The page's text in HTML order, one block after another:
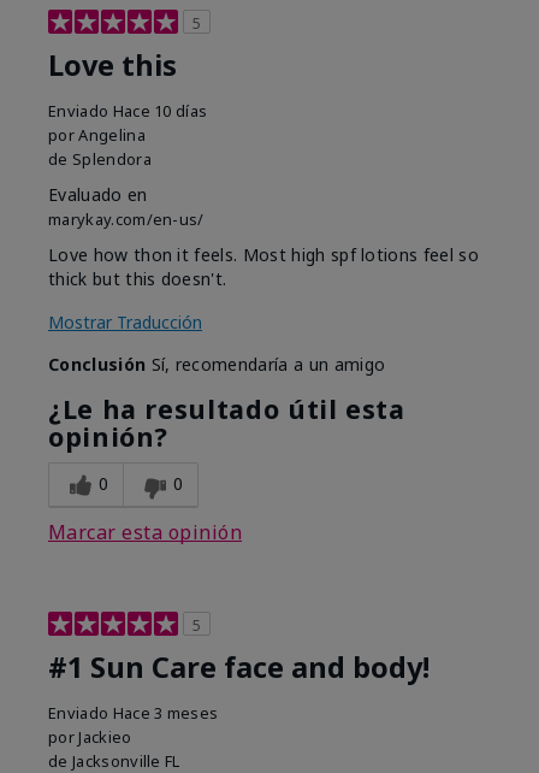
5
Love this
Enviado Hace 10 días
porAngelina
de Splendora
Evaluado en
marykay.com/en-us/
Love how thon it feels. Most high spf lotions feel so
thick but this doesn't.
Mostrar Traducción
Conclusión Sí, recomendaría a un amigo
¿Le ha resultado útil esta
opinión?
0 0
Marcar esta opinión
5
#1 Sun Care face and body!
Enviado Hace 3 meses
por Jackieo
de Jacksonville FL